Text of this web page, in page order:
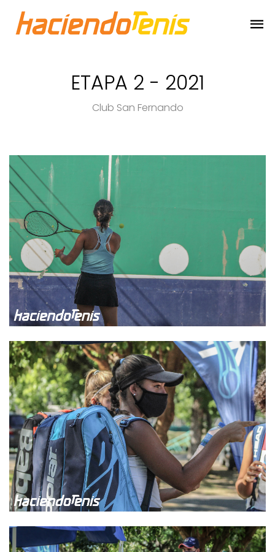
ETAPA 2 - 2021
Club San Fernando